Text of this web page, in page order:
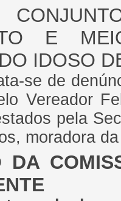
E
IDOSO
se de
Vereador
pela
moradora
DA